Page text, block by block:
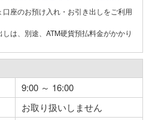
座のお預け入れ・お引き出しをご利用
は、別途、ATM硬貨預払料金がかかり
9:00 ～ 16:00
お取り扱いしません